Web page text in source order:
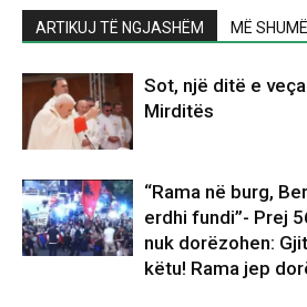
ARTIKUJ TË NGJASHËM MË
Sot, një ditë e
Mirditës
“Rama në burg,
erdhi fundi”- Prej
nuk dorëzohen:
këtu! Rama jep